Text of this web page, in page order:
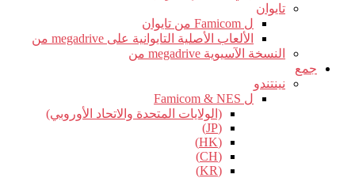
تايوان
ل Famicom من تايوان
الألعاب الأصلية التايوانية على megadrive من
النسخة الآسيوية megadrive من
جمع
نينتندو
ل Famicom & NES
(الولايات المتحدة والاتحاد الأوروبي)
(JP)
(HK)
(CH)
(KR)